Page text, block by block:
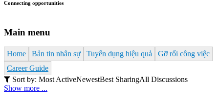
Connecting opportunities
Main menu
Home Bản tin nhân sự Tuyển dụng hiệu quả
Gỡ rối công việc
Career Guide
Sort by: Most ActiveNewestBest SharingAll Discussions
Show more ...